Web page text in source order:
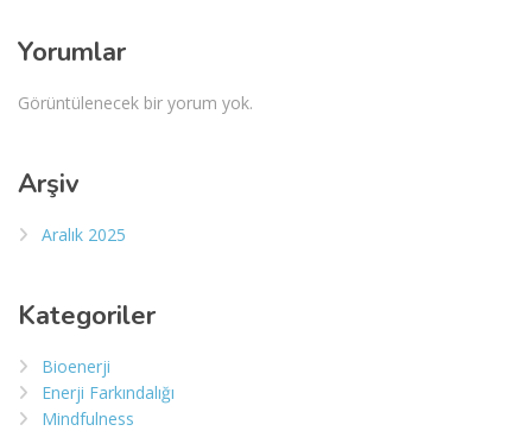
Yorumlar
Görüntülenecek bir yorum yok.
Arşiv
Aralık 2025
Kategoriler
Bioenerji
Enerji Farkındalığı
Mindfulness